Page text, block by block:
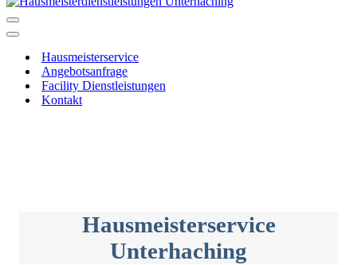
Navigationsmenü
Navigationsmenü
Hausmeisterservice
Angebotsanfrage
Facility Dienstleistungen
Kontakt
Hausmeisterservice
Unterhaching